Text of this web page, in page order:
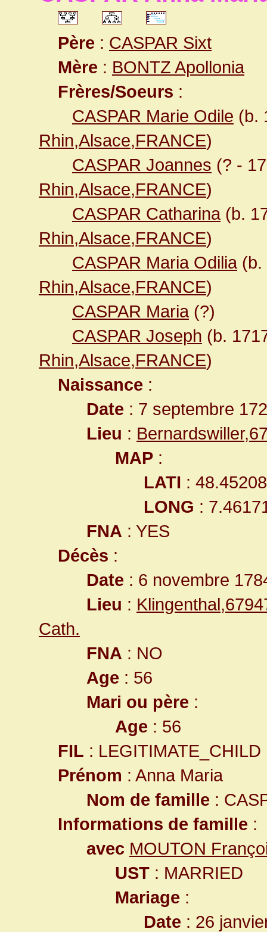
Père : CASPAR Sixt
Mère : BONTZ Apollonia
Frères/Soeurs :
CASPAR Marie Odile (b.
Rhin,Alsace,FRANCE)
CASPAR Joannes (? -
Rhin,Alsace,FRANCE)
CASPAR Catharina(b.
Rhin,Alsace,FRANCE)
CASPAR Maria Odilia(b.
Rhin,Alsace,FRANCE)
CASPAR Maria(?)
CASPAR Joseph (b.
Rhin,Alsace,FRANCE)
Naissance :
Date : 7 septembre
Lieu :
MAP :
LATI :
LONG :
FNA : YES
Décès :
Date : 6 novembre
Lieu :
Cath.
FNA : NO
Age : 56
Mari ou père :
Age : 56
FIL : LEGITIMATE_CHILD
Prénom : Anna Maria
Nom de famille :
Informations de famille :
avec MOUTON
UST : MARRIED
Mariage :
Date : 26